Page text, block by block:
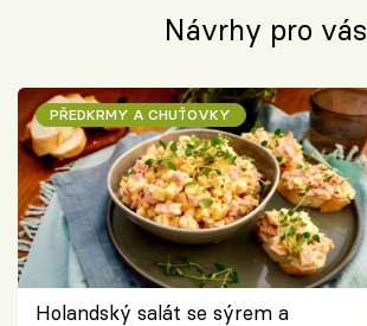
Návrhy pro vás
PŘEDKRMY A CHUŤOVKY
Holandský salát se sýrem a